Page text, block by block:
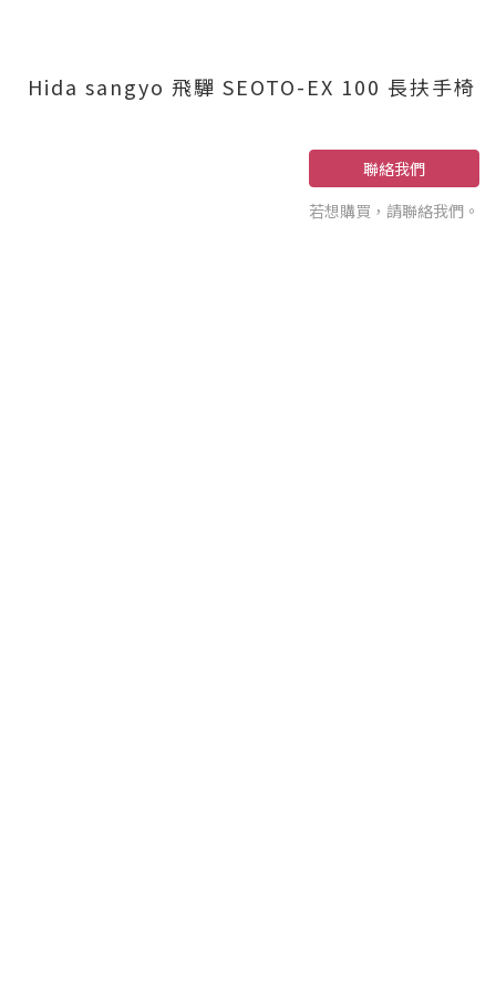
Hida sangyo 飛驒 SEOTO-EX 100 長扶手椅
聯絡我們
若想購買，請聯絡我們。